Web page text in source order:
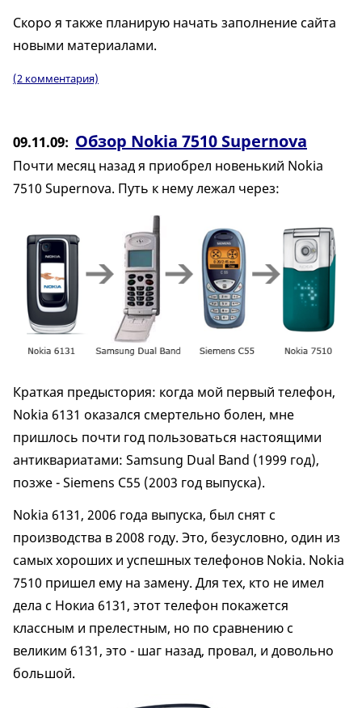
Скоро я также планирую начать заполнение сайта
новыми материалами.
(2 комментария)
09.11.09 Обзор Nokia 7510 Supernova
Почти месяц назад я приобрел новенький Nokia
7510 Supernova. Путь к нему лежал через:
Краткая предыстория: когда мой первый телефон,
Nokia 6131 оказался смертельно болен, мне
пришлось почти год пользоваться настоящими
антиквариатами: Samsung Dual Band (1999 год),
позже - Siemens C55 (2003 год выпуска).
Nokia 6131, 2006 года выпуска, был снят с
производства в 2008 году. Это, безусловно, один из
самых хороших и успешных телефонов Nokia. Nokia
7510 пришел ему на замену. Для тех, кто не имел
дела с Нокиа 6131, этот телефон покажется
классным и прелестным, но по сравнению с
великим 6131, это - шаг назад, провал, и довольно
большой.